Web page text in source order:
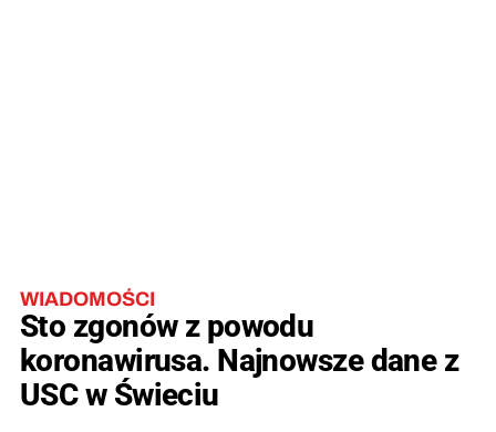
WIADOMOŚCI
Sto zgonów z powodu
koronawirusa. Najnowsze dane z
USC w Świeciu